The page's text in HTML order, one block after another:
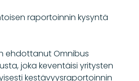
raportoinnin kysyntä
ehdottanut Omnibus
joka keventäisi yritysten
kestävyysraportoinnin